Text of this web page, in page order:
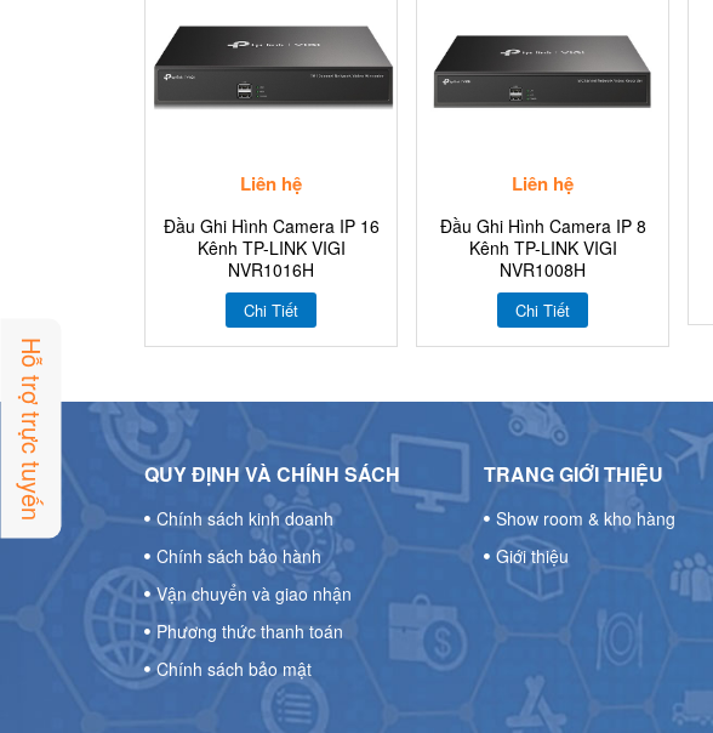
Liên hệ
Đầu Ghi Hình Camera IP 16
Kênh TP-LINK VIGI
NVR1016H
Chi Tiết
Liên hệ
Đầu Ghi Hình Camera IP 8
Kênh TP-LINK VIGI
NVR1008H
Chi Tiết
QUY ĐỊNH VÀ CHÍNH SÁCH
Chính sách kinh doanh
Chính sách bảo hành
Vận chuyển và giao nhận
Phương thức thanh toán
Chính sách bảo mật
TRANG GIỚI THIỆU
Show room & kho hàng
Giới thiệu
Hỗ trợ trực tuyến